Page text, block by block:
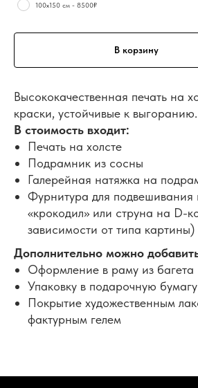
100х150 см - 8500₽
В корзину
Высококачественная печать на
краски, устойчивые к выгоранию.
В стоимость входит:
Печать на холсте
Подрамник из сосны
Галерейная натяжка на
Фурнитура для подвешивания
«крокодил» или струна на D-
зависимости от типа картины)
Дополнительно можно
Оформление в раму из багета
Упаковку в подарочную бумагу
Покрытие художественным
фактурным гелем